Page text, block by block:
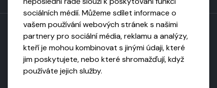
Toto dílo podléhá licenci CC BY-NC-ND
Uveďte původ, neužívejte komerčně, nezpracovávejte.
sociálních médií. Můžeme sdílet informace o
vašem používání webových stránek s našimi
partnery pro sociální média, reklamu a analýzy,
kteří je mohou kombinovat s jinými údaji, které
jim poskytujete, nebo které shromažďují, když
používáte jejich služby.